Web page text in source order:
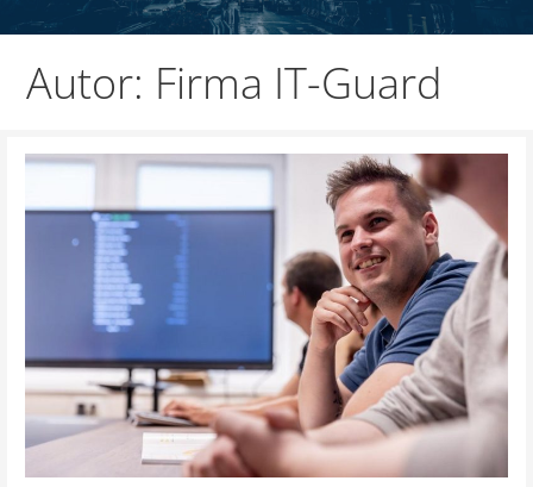
Autor: Firma IT-Guard